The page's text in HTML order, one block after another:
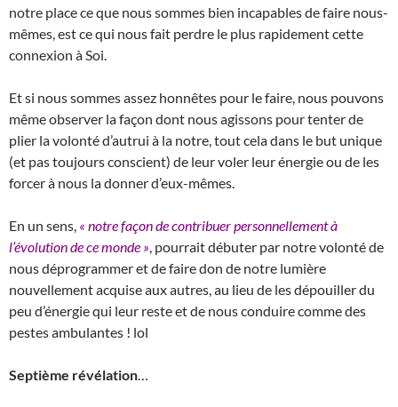
notre place ce que nous sommes bien incapables de faire nous-
mêmes, est ce qui nous fait perdre le plus rapidement cette
connexion à Soi.
Et si nous sommes assez honnêtes pour le faire, nous pouvons
même observer la façon dont nous agissons pour tenter de
plier la volonté d’autrui à la notre, tout cela dans le but unique
(et pas toujours conscient) de leur voler leur énergie ou de les
forcer à nous la donner d’eux-mêmes.
En un sens, « notre façon de contribuer personnellement à
l’évolution de ce monde » , pourrait débuter par notre volonté de
nous déprogrammer et de faire don de notre lumière
nouvellement acquise aux autres, au lieu de les dépouiller du
peu d’énergie qui leur reste et de nous conduire comme des
pestes ambulantes ! lol
Septième révélation